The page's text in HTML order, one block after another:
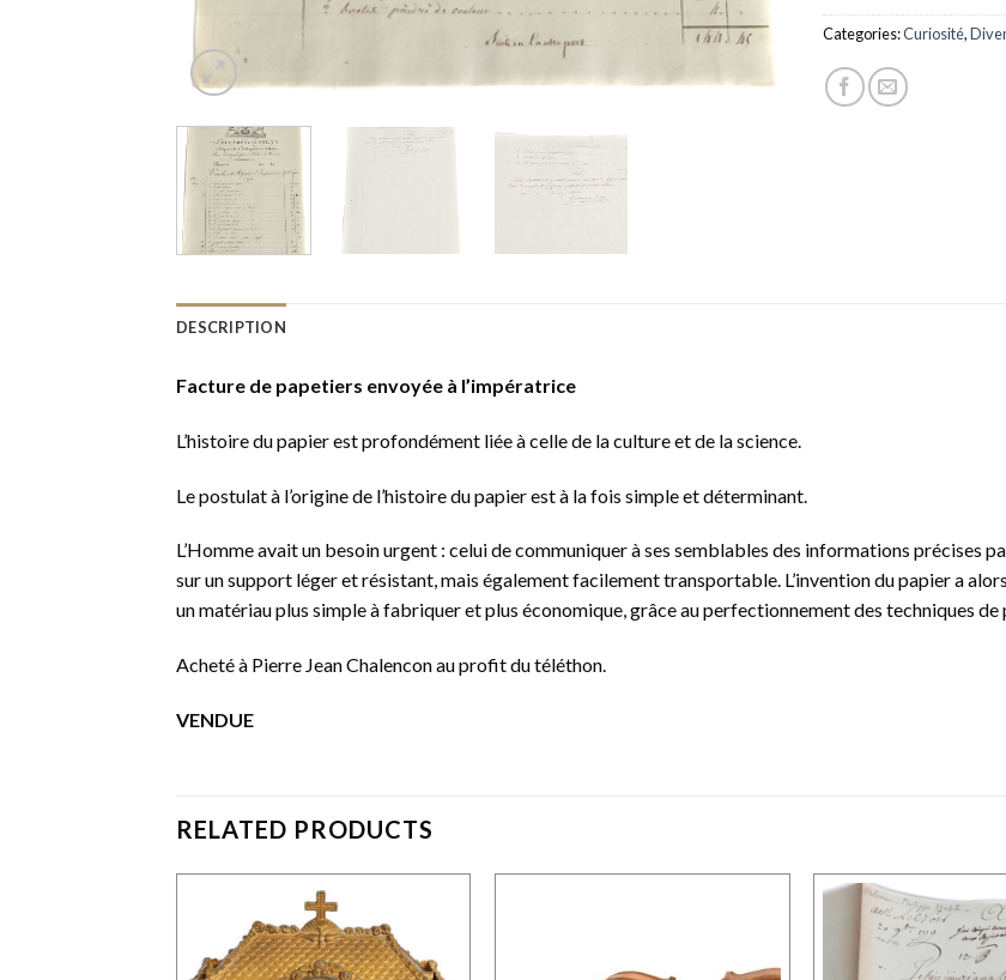
Categories:Curiosité,
DESCRIPTION
Facture de papetiers envoyée à l’impératrice
L’histoire du papier est profondément liée à celle de la culture et de la science.
Le postulat à l’origine de l’histoire du papier est à la fois simple et déterminant.
L’Homme avait un besoin urgent : celui de communiquer à ses semblables des informations précises
sur un support léger et résistant, mais également facilement transportable. L’invention du papier a
un matériau plus simple à fabriquer et plus économique, grâce au perfectionnement des techniques
Acheté à Pierre Jean Chalencon au profit du téléthon.
VENDUE
RELATED PRODUCTS